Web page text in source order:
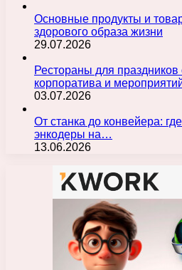
Основные продукты и
здорового образа жизни
29.07.2026
Рестораны для
корпоратива и
03.07.2026
От станка до конвейера:
энкодеры на…
13.06.2026